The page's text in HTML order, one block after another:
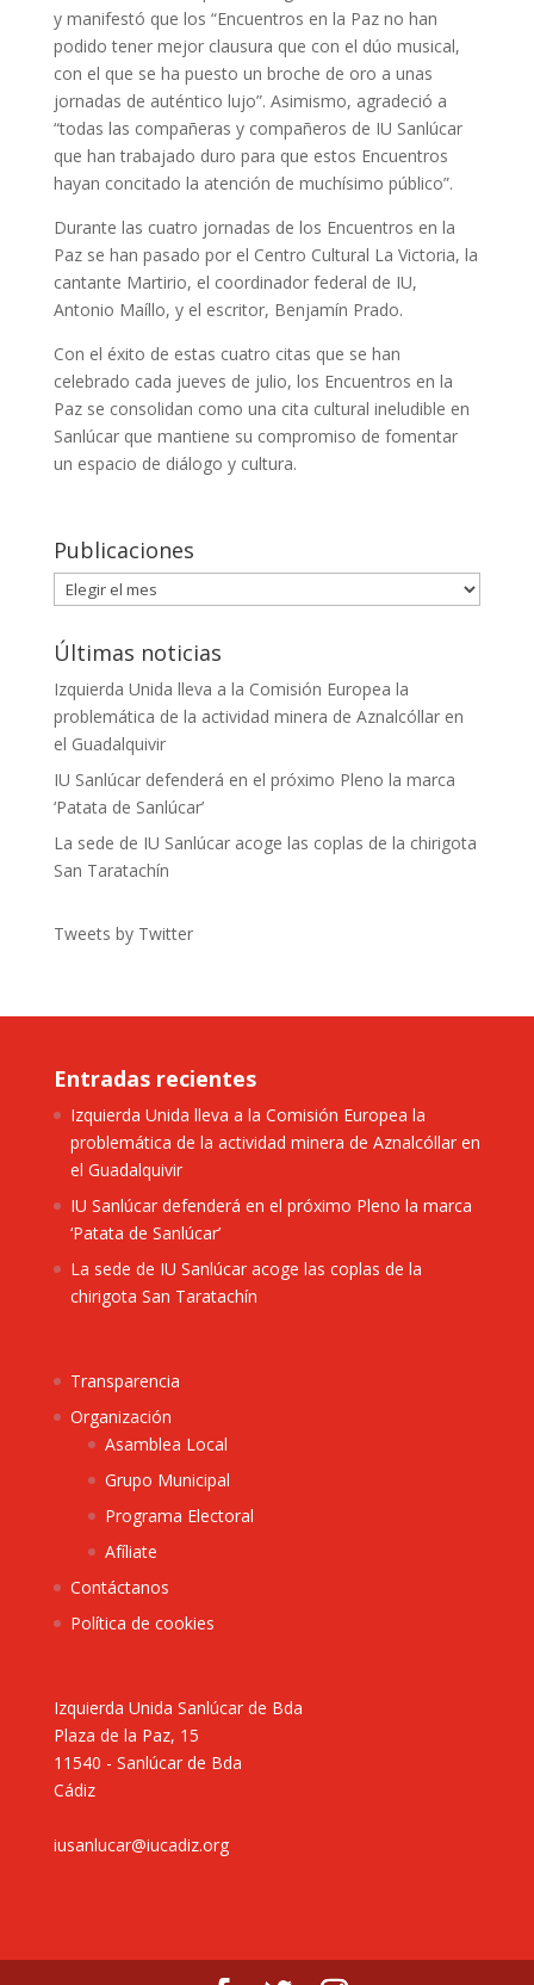
y manifestó que los “Encuentros en la Paz no han
podido tener mejor clausura que con el dúo musical,
con el que se ha puesto un broche de oro a unas
jornadas de auténtico lujo”. Asimismo, agradeció a
“todas las compañeras y compañeros de IU Sanlúcar
que han trabajado duro para que estos Encuentros
hayan concitado la atención de muchísimo público”.
Durante las cuatro jornadas de los Encuentros en la
Paz se han pasado por el Centro Cultural La Victoria, la
cantante Martirio, el coordinador federal de IU,
Antonio Maíllo, y el escritor, Benjamín Prado.
Con el éxito de estas cuatro citas que se han
celebrado cada jueves de julio, los Encuentros en la
Paz se consolidan como una cita cultural ineludible en
Sanlúcar que mantiene su compromiso de fomentar
un espacio de diálogo y cultura.
Publicaciones
Publicaciones
Últimas noticias
Izquierda Unida lleva a la Comisión Europea la
problemática de la actividad minera de Aznalcóllar en
el Guadalquivir
IU Sanlúcar defenderá en el próximo Pleno la marca
‘Patata de Sanlúcar’
La sede de IU Sanlúcar acoge las coplas de la chirigota
San Taratachín
Tweets by Twitter
Entradas recientes
Izquierda Unida lleva a la Comisión Europea la
problemática de la actividad minera de Aznalcóllar en
el Guadalquivir
IU Sanlúcar defenderá en el próximo Pleno la marca
‘Patata de Sanlúcar’
La sede de IU Sanlúcar acoge las coplas de la
chirigota San Taratachín
Transparencia
Organización
Asamblea Local
Grupo Municipal
Programa Electoral
Afíliate
Contáctanos
Política de cookies
Izquierda Unida Sanlúcar de Bda
Plaza de la Paz, 15
11540 - Sanlúcar de Bda
Cádiz
iusanlucar@iucadiz.org